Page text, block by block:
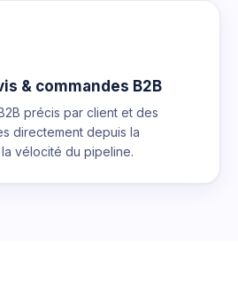
& commandes B2B
précis par client et des
directement depuis la
vélocité du pipeline.